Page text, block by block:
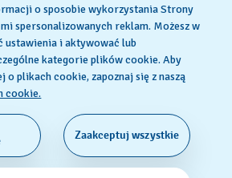
Pliki Cookie
Regulamin Sklepu
prawa
o sposobie wykorzystania Strony
spersonalizowanych reklam. Możesz w
ustawienia i aktywować lub
kategorie plików cookie. Aby
o plikach cookie, zapoznaj się z naszą
cookie.
Zaakceptuj wszystkie